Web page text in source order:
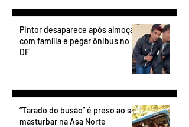
Pintor desaparece após almoçar
com família e pegar ônibus no
DF
“Tarado do busão” é preso ao se
masturbar na Asa Norte